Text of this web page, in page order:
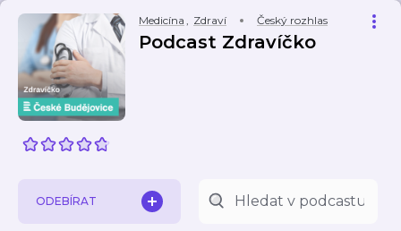
Medicína , Zdraví Český rozhlas
Podcast Zdravíčko
ODEBÍRAT